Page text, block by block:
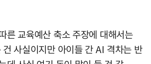
른 교육예산 축소 주장에 대해서는
사실이지만 아이들 간 AI 격차는 반